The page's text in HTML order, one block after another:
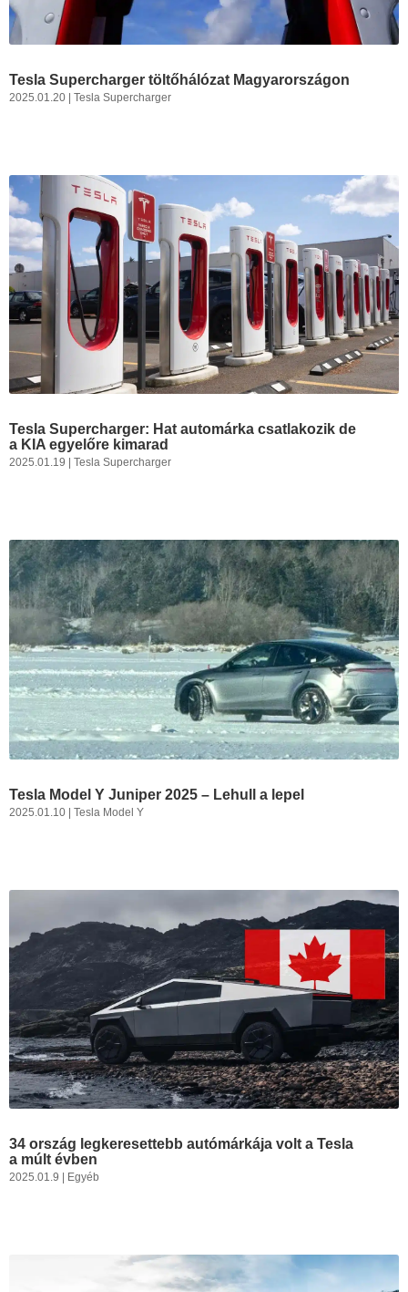
Tesla Supercharger töltőhálózat Magyarországon
2025.01.20 |Tesla Supercharger
Tesla Supercharger: Hat automárka csatlakozik de
a KIA egyelőre kimarad
2025.01.19 |Tesla Supercharger
Tesla Model Y Juniper 2025 – Lehull a lepel
2025.01.10 |Tesla Model Y
34 ország legkeresettebb autómárkája volt a Tesla
a múlt évben
2025.01.9 Egyéb